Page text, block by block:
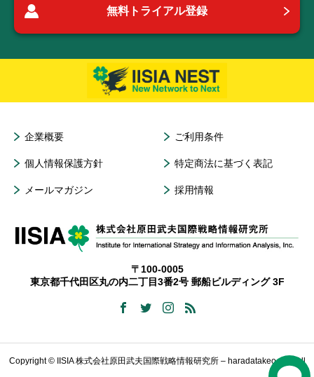
無料トライアル登録
企業概要 ご利用条件
個人情報保護方針 特定商法に基づく表記
メールマガジン 採用情報
〒100-0005
東京都千代田区丸の内二丁目3番2号 郵船ビルディング 3F
Copyright © IISIA 株式会社原田武夫国際戦略情報研究所 – haradatakeo.com All